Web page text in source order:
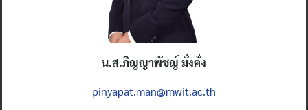
น.ส.ภิญญาพัชญ์ มั่งคั่ง
pinyapat.man@mwit.ac.th